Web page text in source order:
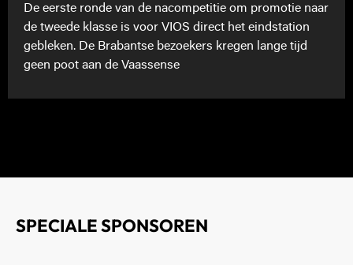
De eerste ronde van de nacompetitie om promotie naar
de tweede klasse is voor VIOS direct het eindstation
gebleken. De Brabantse bezoekers kregen lange tijd
geen poot aan de Vaassense
SPECIALE SPONSOREN